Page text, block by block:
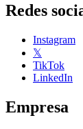
Redes
Instagram
𝕏
TikTok
LinkedIn
Empresa